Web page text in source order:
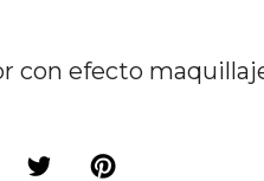
con efecto